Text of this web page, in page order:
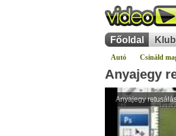
Főoldal
Autó Csináld
Anyajegy